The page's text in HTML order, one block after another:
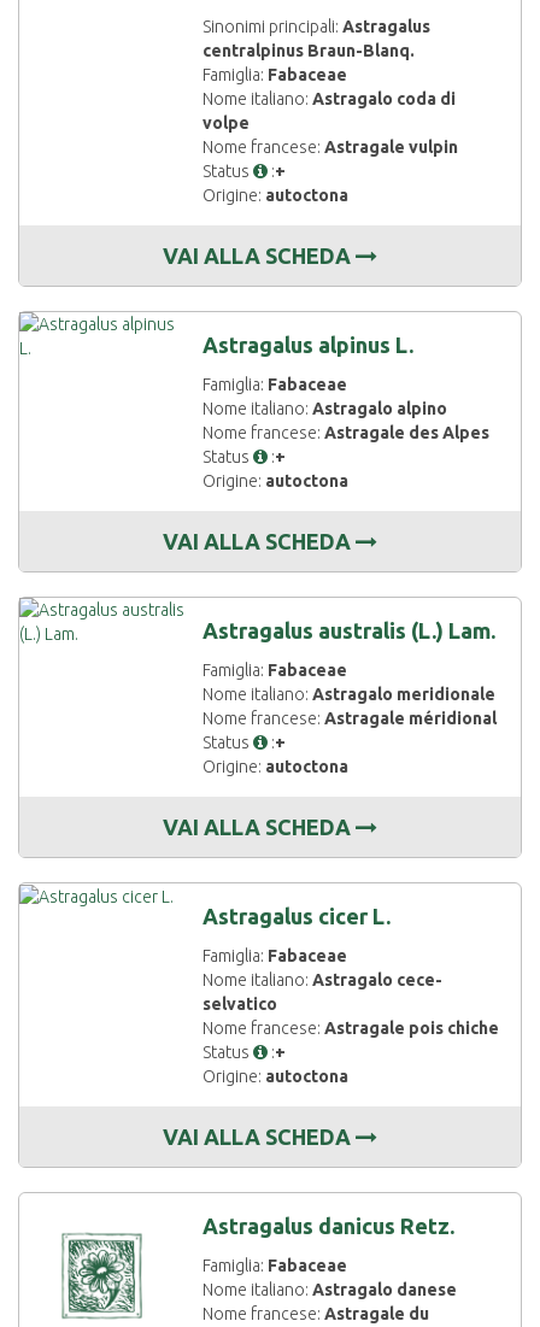
Sinonimi principali:Astragalus
centralpinus Braun-Blanq.
Famiglia: Fabaceae
Nome italiano:Astragalo coda di
volpe
Nome francese:Astragale vulpin
Status
:+
Origine: autoctona
VAI ALLA SCHEDA
Astragalus alpinus L.
Famiglia: Fabaceae
Nome italiano:Astragalo alpino
Nome francese:Astragale des Alpes
Status
:+
Origine: autoctona
VAI ALLA SCHEDA
Astragalus australis (L.) Lam.
Famiglia: Fabaceae
Nome italiano:Astragalo meridionale
Nome francese:Astragale méridional
Status
:+
Origine: autoctona
VAI ALLA SCHEDA
Astragalus cicer L.
Famiglia: Fabaceae
Nome italiano:Astragalo cece-
selvatico
Nome francese:Astragale pois chiche
Status
:+
Origine: autoctona
VAI ALLA SCHEDA
Astragalus danicus Retz.
Famiglia: Fabaceae
Nome italiano:Astragalo danese
Nome francese:Astragale du